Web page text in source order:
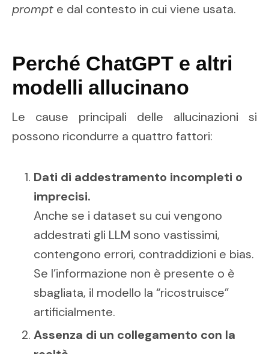
prompt e dal contesto in cui viene usata.
Perché ChatGPT e altri
modelli allucinano
Le cause principali delle allucinazioni si
possono ricondurre a quattro fattori:
Dati di addestramento incompleti o
imprecisi.
Anche se i dataset su cui vengono
addestrati gli LLM sono vastissimi,
contengono errori, contraddizioni e bias.
Se l’informazione non è presente o è
sbagliata, il modello la “ricostruisce”
artificialmente.
Assenza di un collegamento con la